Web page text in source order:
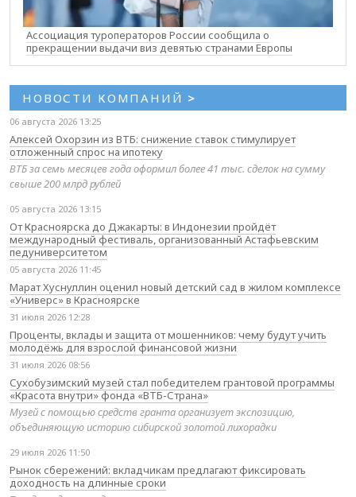
Ассоциация туроператоров России сообщила о
прекращении выдачи виз девятью странами Европы
НОВОСТИ КОМПАНИЙ >
06 августа 2026 13:25
Алексей Охорзин из ВТБ: снижение ставок стимулирует
отложенный спрос на ипотеку
ВТБ за семь месяцев года оформил более 41 тыс. сделок на сумму
свыше 200 млрд рублей
05 августа 2026 13:15
От Красноярска до Джакарты: в Индонезии пройдёт
международный фестиваль, организованный Астафьевским
педуниверситетом
05 августа 2026 11:45
Марат Хуснуллин оценил новый детский сад в жилом комплексе
«Универс» в Красноярске
31 июля 2026 12:28
Проценты, вклады и защита от мошенников: чему будут учить
молодёжь для взрослой финансовой жизни
31 июля 2026 08:56
Сухобузимский музей стал победителем грантовой программы
«Красота внутри» фонда «ВТБ-Страна»
Музей с помощью средств гранта организует экспозицию,
объединяющую историю сибирской золотой лихорадки
29 июля 2026 11:50
Рынок сбережений: вкладчикам предлагают фиксировать
доходность на длинные сроки